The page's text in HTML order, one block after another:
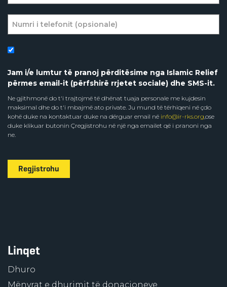
Jam i/e lumtur të pranoj përditësime nga Islamic Relief
përmes email-it (përfshirë rrjetet sociale) dhe SMS-it.
Ne gjithmonë do t'i trajtojmë të dhënat tuaja personale me kujdesin
maksimal dhe do t'i mbajmë ato private. Ju mund të tërhiqeni në çdo
kohë duke na kontaktuar duke na dërguar email në info@ir-rks.org,ose
duke klikuar butonin Çregjistrohu në një nga emailet që i pranoni nga
ne.
Regjistrohu
Linqet
Dhuro
Mënyrat e dhurimit të donacioneve